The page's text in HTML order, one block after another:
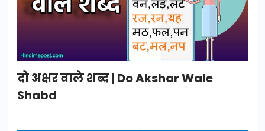
दो अक्षर वाले शब्द | Do Akshar Wale
Shabd